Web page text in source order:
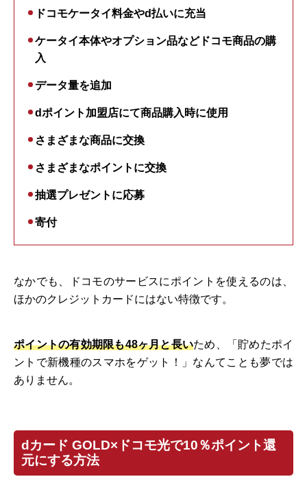
ドコモケータイ料金やd払いに充当
ケータイ本体やオプション品などドコモ商品の購
入
データ量を追加
dポイント加盟店にて商品購入時に使用
さまざまな商品に交換
さまざまなポイントに交換
抽選プレゼントに応募
寄付
なかでも、ドコモのサービスにポイントを使えるのは、
ほかのクレジットカードにはない特徴です。
ポイントの有効期限も48ヶ月と長いため、「貯めたポイ
ントで新機種のスマホをゲット！」なんてことも夢では
ありません。
dカード GOLD×ドコモ光で10％ポイント還
元にする方法